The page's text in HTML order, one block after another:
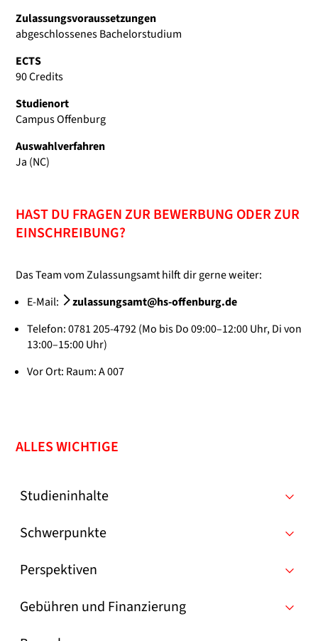
Zulassungsvoraussetzungen
abgeschlossenes Bachelorstudium
ECTS
90 Credits
Studienort
Campus Offenburg
Auswahlverfahren
Ja (NC)
HAST DU FRAGEN ZUR BEWERBUNG ODER ZUR
EINSCHREIBUNG?
Das Team vom Zulassungsamt hilft dir gerne weiter:
E-Mail:
zulassungsamt@hs-offenburg.de
Telefon: 0781 205-4792 (Mo bis Do 09:00–12:00 Uhr, Di von
13:00–15:00 Uhr)
Vor Ort: Raum: A 007
ALLES WICHTIGE
Studieninhalte
Schwerpunkte
Perspektiven
Gebühren und Finanzierung